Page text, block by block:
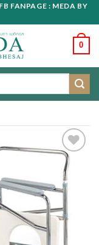
FANPAGE : MEDA BY
0